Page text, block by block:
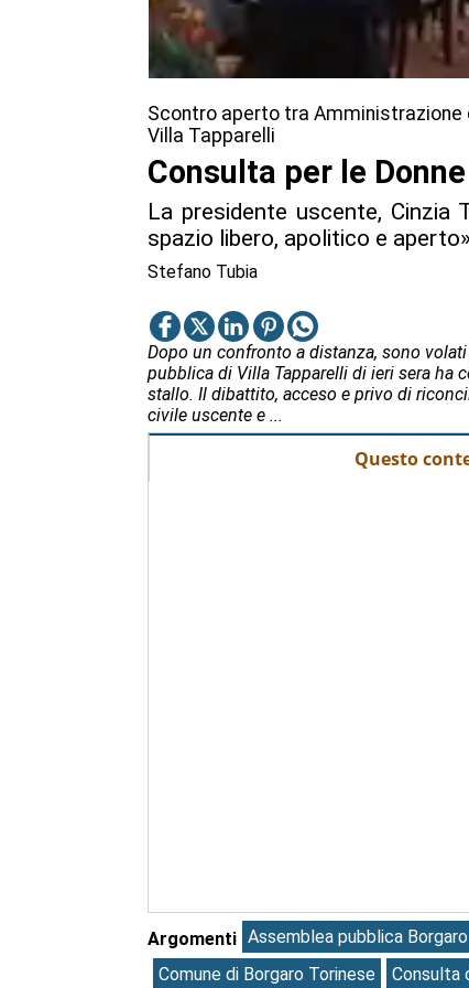
Scontro aperto tra
Villa Tapparelli
Consulta per le
La presidente uscente, Cinzia
spazio libero, apolitico e
Stefano Tubia
Dopo un confronto a distanza, sono
pubblica di Villa Tapparelli di ieri sera ha
stallo. Il dibattito, acceso e privo di
civile uscente e ...
Questo
Argomenti Assemblea pubblica Borgaro
Comune di Borgaro Torinese
Consulta